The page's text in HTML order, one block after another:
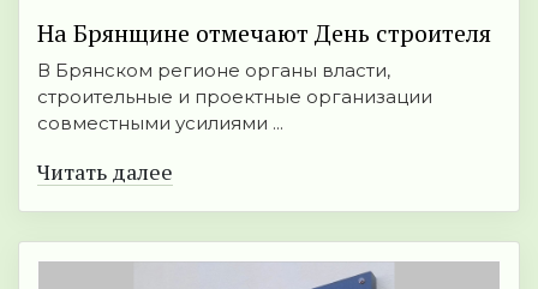
На Брянщине отмечают День строителя
В Брянском регионе органы власти,
строительные и проектные организации
совместными усилиями ...
Читать далее